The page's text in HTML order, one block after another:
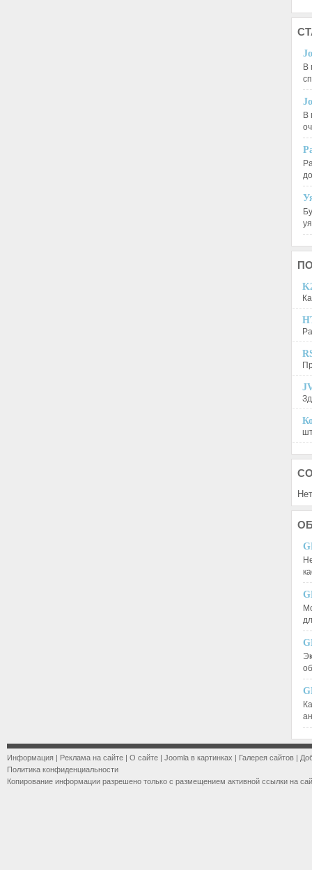
В
В
Информация | Реклама на сайте | О сайте | Joomla в картинках | Галерея сайтов |
Политика конфиденциальности
Копирование информации разрешено только с размещением активной ссылки на